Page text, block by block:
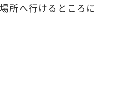
所へ行けるところに